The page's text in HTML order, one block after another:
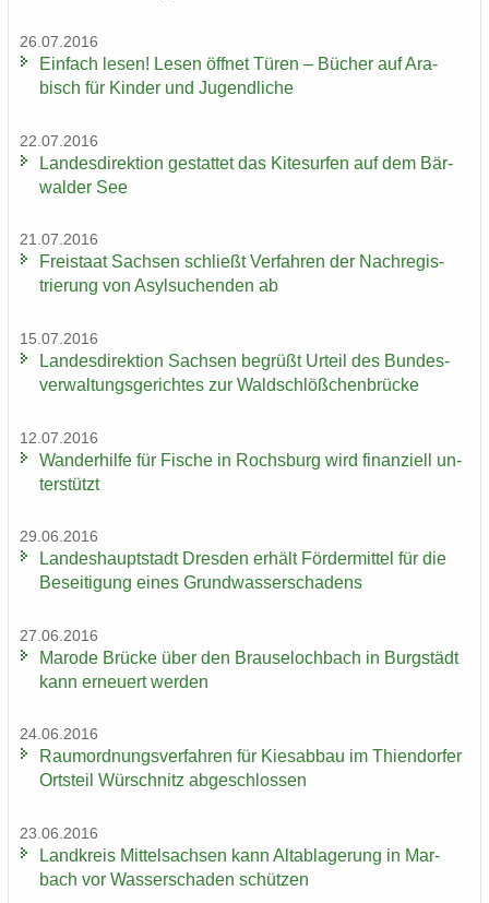
26.07.2016
Ein­fach lesen! Lesen öff­net Türen – Bü­cher auf Ara­
bisch für Kin­der und Ju­gend­li­che
22.07.2016
Lan­des­di­rek­ti­on ge­stat­tet das Ki­te­sur­fen auf dem Bär­
wal­der See
21.07.2016
Frei­staat Sach­sen schließt Ver­fah­ren der Nach­re­gis­
trie­rung von Asyl­su­chen­den ab
15.07.2016
Lan­des­di­rek­ti­on Sach­sen be­grüßt Ur­teil des Bun­des­
ver­wal­tungs­ge­rich­tes zur Wald­schlöß­chen­brü­cke
12.07.2016
Wan­der­hil­fe für Fi­sche in Rochs­burg wird fi­nan­zi­ell un­
ter­stützt
29.06.2016
Lan­des­haupt­stadt Dres­den er­hält För­der­mit­tel für die
Be­sei­ti­gung eines Grund­was­ser­scha­dens
27.06.2016
Ma­ro­de Brü­cke über den Brau­se­loch­bach in Burg­städt
kann er­neu­ert wer­den
24.06.2016
Raum­ord­nungs­ver­fah­ren für Kies­ab­bau im Thi­en­dor­fer
Orts­teil Wür­schnitz ab­ge­schlos­sen
23.06.2016
Land­kreis Mit­tel­sach­sen kann Alt­ab­la­ge­rung in Mar­
bach vor Was­ser­scha­den schüt­zen